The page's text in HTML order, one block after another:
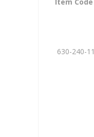
630-240-11